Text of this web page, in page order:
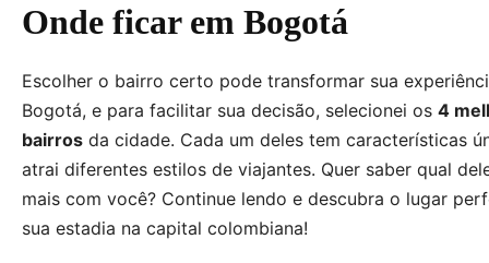
Onde ficar em Bogotá
Escolher o bairro certo pode transformar sua
Bogotá, e para facilitar sua decisão, selecionei os 4
bairros da cidade. Cada um deles tem características
atrai diferentes estilos de viajantes. Quer saber qual
mais com você? Continue lendo e descubra o lugar
sua estadia na capital colombiana!